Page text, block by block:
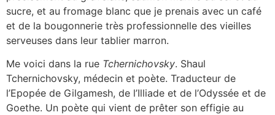
sucre, et au fromage blanc que je prenais avec un café
et de la bougonnerie très professionnelle des vieilles
serveuses dans leur tablier marron.
Me voici dans la rue Tchernichovsky. Shaul
Tchernichovsky, médecin et poète. Traducteur de
l’Epopée de Gilgamesh, de l’Illiade et de l’Odyssée et de
Goethe. Un poète qui vient de prêter son effigie au